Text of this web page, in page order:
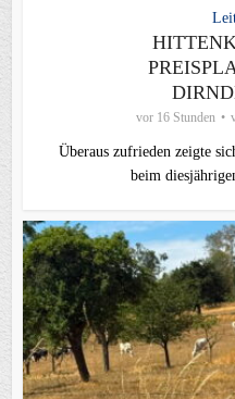
vor 16 Stunden
Überaus zufrieden zeigte
beim